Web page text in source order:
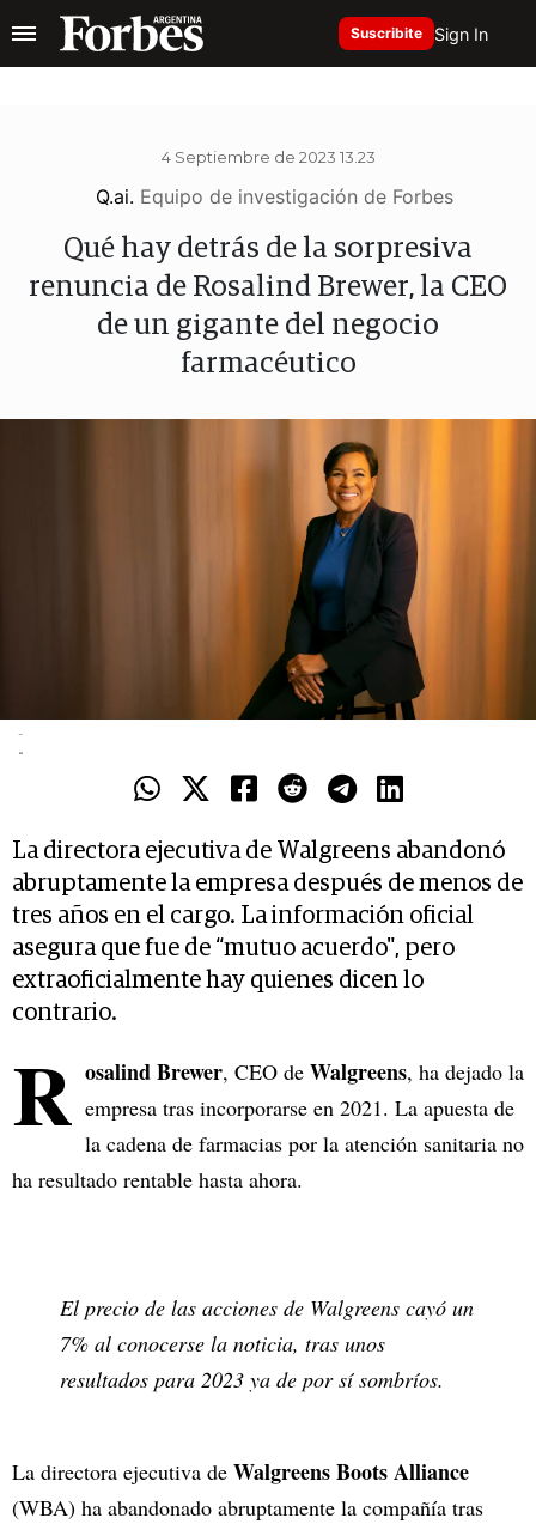
Suscribite Sign In
4 Septiembre de 2023 13.23
Q.ai. Equipo de investigación de Forbes
Qué hay detrás de la sorpresiva
renuncia de Rosalind Brewer, la CEO
de un gigante del negocio
farmacéutico
-
-
La directora ejecutiva de Walgreens abandonó
abruptamente la empresa después de menos de
tres años en el cargo. La información oficial
asegura que fue de “mutuo acuerdo", pero
extraoficialmente hay quienes dicen lo
contrario.
R osalind Brewer, CEO de Walgreens, ha dejado la
empresa tras incorporarse en 2021. La apuesta de
la cadena de farmacias por la atención sanitaria no
ha resultado rentable hasta ahora.
El precio de las acciones de Walgreens cayó un
7% al conocerse la noticia, tras unos
resultados para 2023 ya de por sí sombríos.
La directora ejecutiva de Walgreens Boots Alliance
(WBA) ha abandonado abruptamente la compañía tras